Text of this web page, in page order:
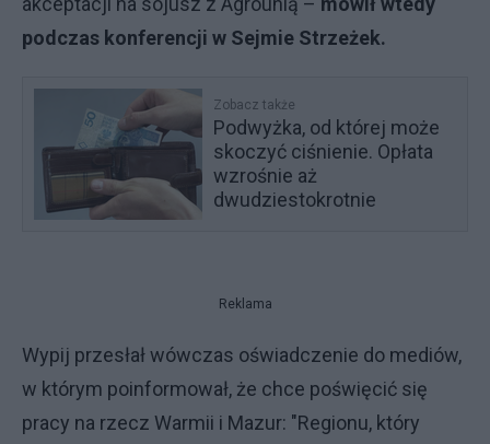
podczas konferencji w Sejmie Strzeżek.
Zobacz także
Podwyżka, od której może
skoczyć ciśnienie. Opłata
wzrośnie aż
dwudziestokrotnie
Reklama
Wypij przesłał wówczas oświadczenie do mediów,
w którym poinformował, że chce poświęcić się
pracy na rzecz Warmii i Mazur: "Regionu, który